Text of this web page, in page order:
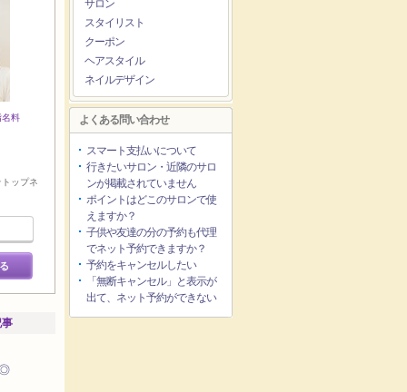
料
ップネ
◎
サロン
スタイリスト
クーポン
ヘアスタイル
ネイルデザイン
よくある問い合わせ
スマート支払いについて
行きたいサロン・近隣のサロ
ンが掲載されていません
ポイントはどこのサロンで使
えますか？
子供や友達の分の予約も代理
でネット予約できますか？
予約をキャンセルしたい
「無断キャンセル」と表示が
出て、ネット予約ができない